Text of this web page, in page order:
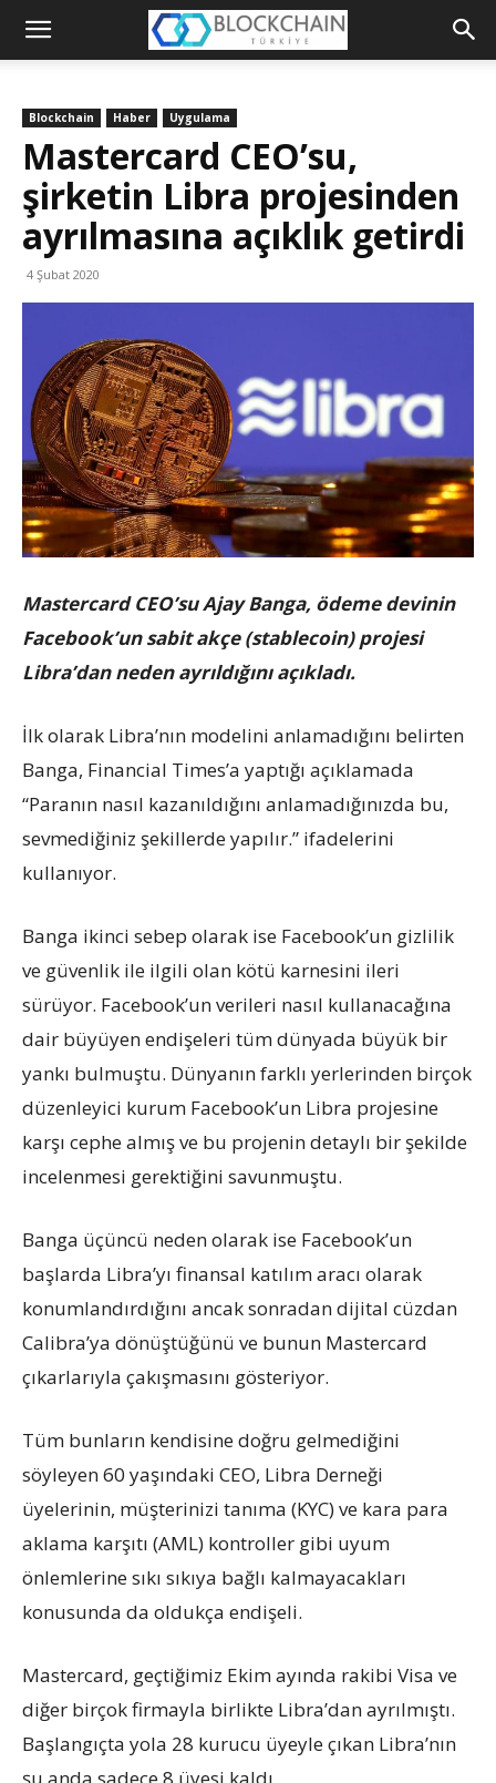
Blockchain
Blockchain Haber Uygulama
Mastercard CEO’su,
şirketin Libra projesinden
ayrılmasına açıklık getirdi
4 Şubat 2020
Mastercard CEO’su Ajay Banga, ödeme devinin
Facebook’un sabit akçe (stablecoin) projesi
Libra’dan neden ayrıldığını açıkladı.
İlk olarak Libra’nın modelini anlamadığını belirten
Banga, Financial Times’a yaptığı açıklamada
“Paranın nasıl kazanıldığını anlamadığınızda bu,
sevmediğiniz şekillerde yapılır.” ifadelerini
kullanıyor.
Banga ikinci sebep olarak ise Facebook’un gizlilik
ve güvenlik ile ilgili olan kötü karnesini ileri
sürüyor. Facebook’un verileri nasıl kullanacağına
dair büyüyen endişeleri tüm dünyada büyük bir
yankı bulmuştu. Dünyanın farklı yerlerinden birçok
düzenleyici kurum Facebook’un Libra projesine
karşı cephe almış ve bu projenin detaylı bir şekilde
incelenmesi gerektiğini savunmuştu.
Banga üçüncü neden olarak ise Facebook’un
başlarda Libra’yı finansal katılım aracı olarak
konumlandırdığını ancak sonradan dijital cüzdan
Calibra’ya dönüştüğünü ve bunun Mastercard
çıkarlarıyla çakışmasını gösteriyor.
Tüm bunların kendisine doğru gelmediğini
söyleyen 60 yaşındaki CEO, Libra Derneği
üyelerinin, müşterinizi tanıma (KYC) ve kara para
aklama karşıtı (AML) kontroller gibi uyum
önlemlerine sıkı sıkıya bağlı kalmayacakları
konusunda da oldukça endişeli.
Mastercard, geçtiğimiz Ekim ayında rakibi Visa ve
diğer birçok firmayla birlikte Libra’dan ayrılmıştı.
Başlangıçta yola 28 kurucu üyeyle çıkan Libra’nın
şu anda sadece 8 üyesi kaldı.